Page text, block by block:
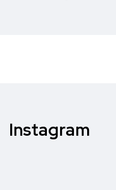
Instagram